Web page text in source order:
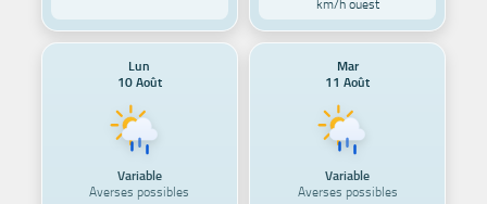
km/h ouest
Lun
10 Août
Variable
Averses possibles
Mar
11 Août
Variable
Averses possibles